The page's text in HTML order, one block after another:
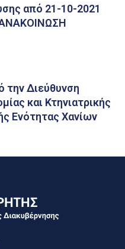
από 21-10-2021
την Διεύθυνση
και Κτηνιατρικής
Ενότητας Χανίων